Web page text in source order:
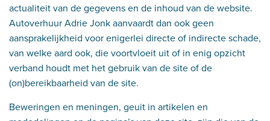
actualiteit van de gegevens en de inhoud van de website.
Autoverhuur Adrie Jonk aanvaardt dan ook geen
aansprakelijkheid voor enigerlei directe of indirecte schade,
van welke aard ook, die voortvloeit uit of in enig opzicht
verband houdt met het gebruik van de site of de
(on)bereikbaarheid van de site.
Beweringen en meningen, geuit in artikelen en